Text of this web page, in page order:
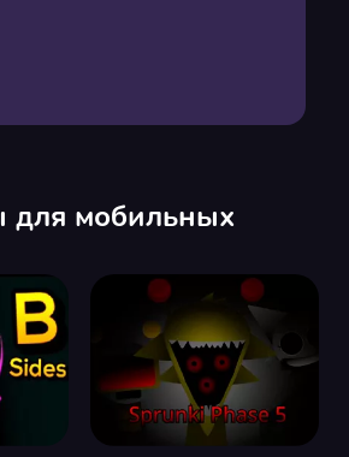
мобильных